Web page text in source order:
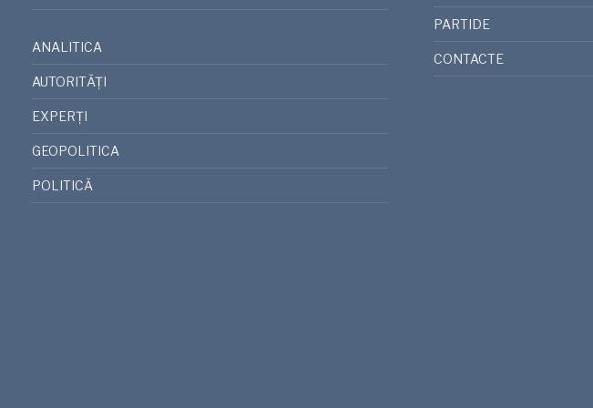
ANALITICA
AUTORITĂȚI
EXPERȚI
GEOPOLITICA
POLITICĂ
PARTIDE
CONTACTE